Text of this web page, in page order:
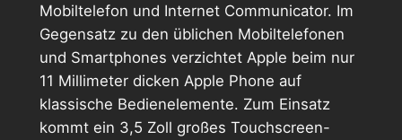
Mobiltelefon und Internet Communicator. Im
Gegensatz zu den üblichen Mobiltelefonen
und Smartphones verzichtet Apple beim nur
11 Millimeter dicken Apple Phone auf
klassische Bedienelemente. Zum Einsatz
kommt ein 3,5 Zoll großes Touchscreen-